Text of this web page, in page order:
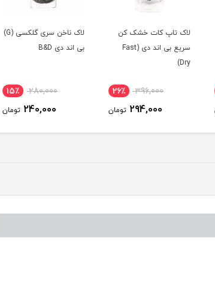
لاک تاپ کات خشک کن
سریع بی اند دی (Fast
Dry)
396,000 26٪
294,000 تومان
لاک ناخن سری گلکسی (G)
بی اند دی B&D
280,000 15٪
240,000 تومان